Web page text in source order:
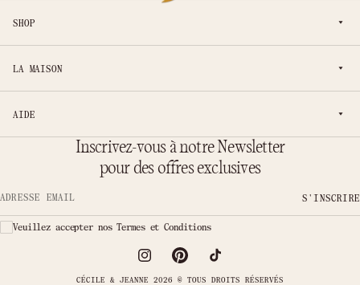
SHOP
LA MAISON
AIDE
Inscrivez-vous à notre Newsletter
pour des offres exclusives
Adresse email S'INSCRIRE
Veuillez accepter nos Termes et Conditions
CÉCILE & JEANNE 2026 © TOUS DROITS RÉSERVÉS